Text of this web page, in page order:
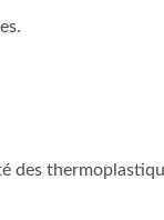
des